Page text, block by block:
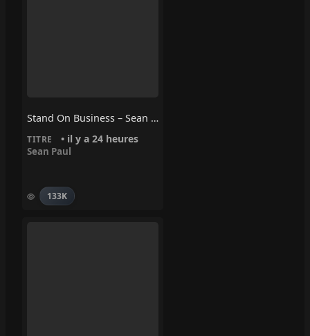
Stand On Business – Sean Paul
TITRE • il y a 24 heures
Sean Paul
133K